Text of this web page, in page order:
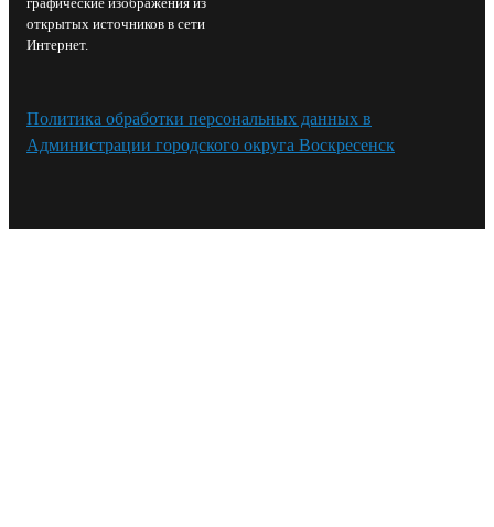
графические изображения из
открытых источников в сети
Интернет.
Политика обработки персональных данных в
Администрации городского округа Воскресенск